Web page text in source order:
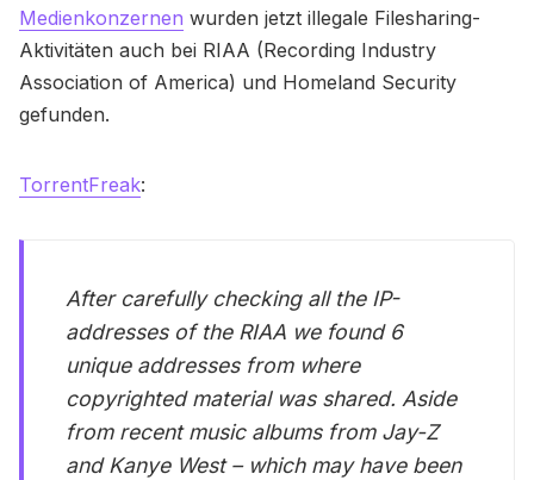
Medienkonzernen wurden jetzt illegale Filesharing-
Aktivitäten auch bei RIAA (Recording Industry
Association of America) und Homeland Security
gefunden.
TorrentFreak:
After carefully checking all the IP-
addresses of the RIAA we found 6
unique addresses from where
copyrighted material was shared. Aside
from recent music albums from Jay-Z
and Kanye West – which may have been